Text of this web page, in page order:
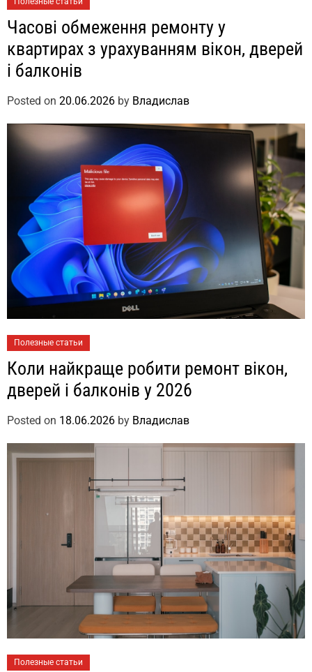
Часові обмеження ремонту у
квартирах з урахуванням вікон, дверей
і балконів
Posted on 20.06.2026 by Владислав
Полезные статьи
Коли найкраще робити ремонт вікон,
дверей і балконів у 2026
Posted on 18.06.2026 by Владислав
Полезные статьи